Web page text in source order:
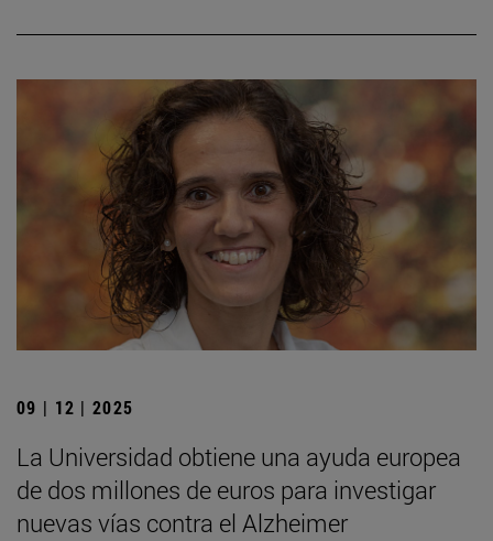
09 | 12 | 2025
La Universidad obtiene una ayuda europea
de dos millones de euros para investigar
nuevas vías contra el Alzheimer